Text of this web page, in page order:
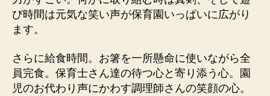
び時間は元気な笑い声が保育園いっぱいに広がり
ます。
さらに給食時間。お箸を一所懸命に使いながら全
員完食。保育士さん達の待つ心と寄り添う心。園
児のお代わり声にかわす調理師さんの笑顔の心。